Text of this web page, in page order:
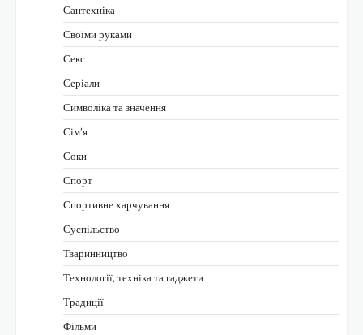
Сантехніка
Своїми руками
Секс
Серіали
Символіка та значення
Сім’я
Соки
Спорт
Спортивне харчування
Суспільство
Тваринництво
Технології, техніка та гаджети
Традиції
Фільми